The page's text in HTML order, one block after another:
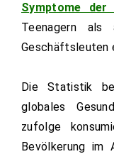
Symptome der
Teenagern
Geschäftsleuten
Die Statistik
globales
zufolge
Bevölkerung im